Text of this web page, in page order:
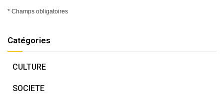
* Champs obligatoires
Catégories
CULTURE
SOCIETE